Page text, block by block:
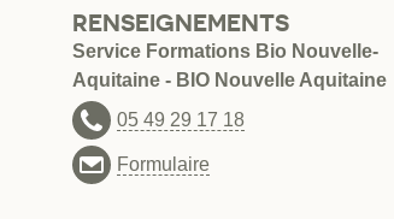
RENSEIGNEMENTS
Service Formations Bio Nouvelle-
Aquitaine - BIO Nouvelle Aquitaine
05 49 29 17 18
Formulaire